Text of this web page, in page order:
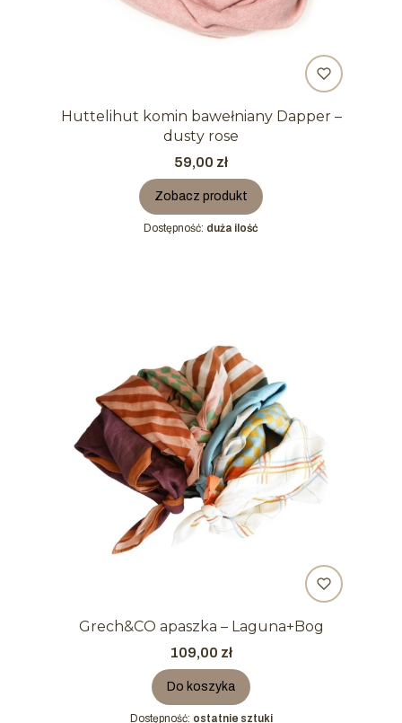
Huttelihut komin bawełniany Dapper –
dusty rose
Cena
59,00 zł
Zobacz produkt
Dostępność: duża ilość
Grech&CO apaszka – Laguna+Bog
Cena
109,00 zł
Do koszyka
Dostępność: ostatnie sztuki